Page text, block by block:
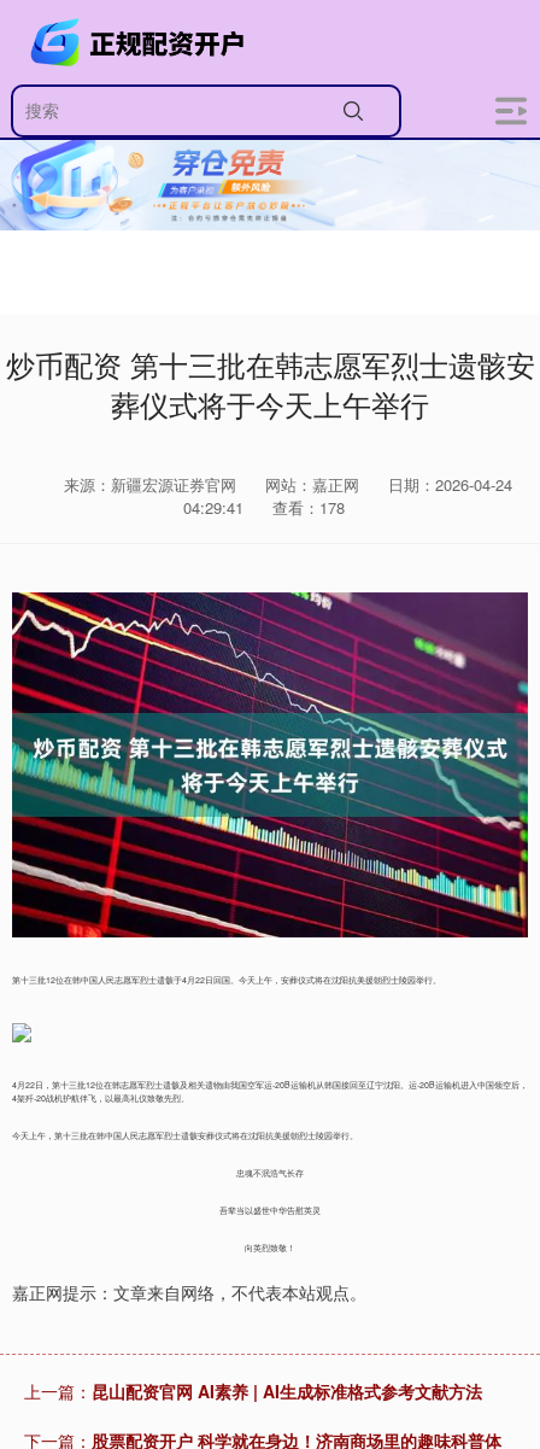
炒币配资 第十三批在韩志愿军烈士遗骸安
葬仪式将于今天上午举行
来源：新疆宏源证券官网 网站：嘉正网
日期：2026-04-24
04:29:41
查看：178
第十三批12位在韩中国人民志愿军烈士遗骸于4月22日回国。今天上午，安葬仪式将在沈阳抗美援朝烈士陵园举行。
4月22日，第十三批12位在韩志愿军烈士遗骸及相关遗物由我国空军运-20B运输机从韩国接回至辽宁沈阳。运-20B运输机进入中国领空后，
4架歼-20战机护航伴飞，以最高礼仪致敬先烈。
今天上午，第十三批在韩中国人民志愿军烈士遗骸安葬仪式将在沈阳抗美援朝烈士陵园举行。
忠魂不泯浩气长存
吾辈当以盛世中华告慰英灵
向英烈致敬！
嘉正网提示：文章来自网络，不代表本站观点。
上一篇： 昆山配资官网 AI素养 | AI生成标准格式参考文献方法
下一篇： 股票配资开户 科学就在身边！济南商场里的趣味科普体